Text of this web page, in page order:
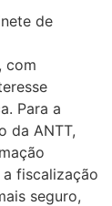
de
com
Para a
da ANTT,
fiscalização
seguro,